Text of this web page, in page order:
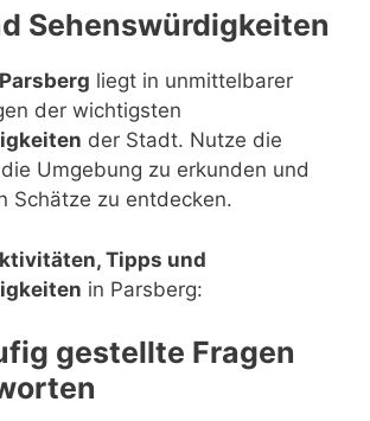
Sehenswürdigkeiten
Parsberg liegt in unmittelbarer
der wichtigsten
der Stadt. Nutze die
Umgebung zu erkunden und
Schätze zu entdecken.
Tipps und
in Parsberg:
gestellte Fragen